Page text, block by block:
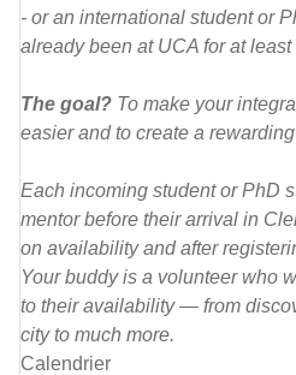
- or an international student or
already been at UCA for at least
The goal? To make your
easier and to create a
Each incoming student or PhD
mentor before their arrival in
on availability and after
Your buddy is a volunteer who
to their availability — from
city to much more.
Calendrier